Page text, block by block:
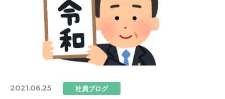
2021.06.25 社員ブログ